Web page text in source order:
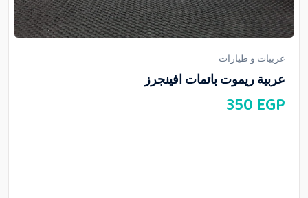
عربيات و طيارات
عربية ريموت باتمات افينجرز
350 EGP